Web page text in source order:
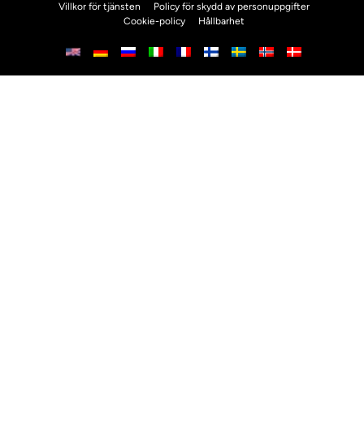
Villkor för tjänsten
Policy för skydd av personuppgifter
Cookie-policy
Hållbarhet